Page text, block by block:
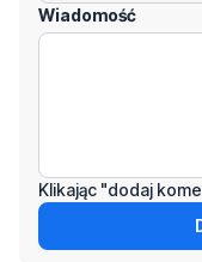
Wiadomość
Klikając "dodaj